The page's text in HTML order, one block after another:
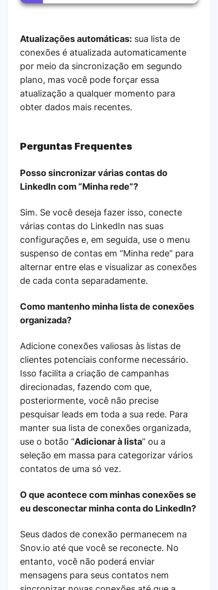
Atualizações automáticas: sua lista de
conexões é atualizada automaticamente
por meio da sincronização em segundo
plano, mas você pode forçar essa
atualização a qualquer momento para
obter dados mais recentes.
Perguntas Frequentes
Posso sincronizar várias contas do
LinkedIn com “Minha rede”?
Sim. Se você deseja fazer isso, conecte
várias contas do LinkedIn nas suas
configurações e, em seguida, use o menu
suspenso de contas em “Minha rede” para
alternar entre elas e visualizar as conexões
de cada conta separadamente.
Como mantenho minha lista de conexões
organizada?
Adicione conexões valiosas às listas de
clientes potenciais conforme necessário.
Isso facilita a criação de campanhas
direcionadas, fazendo com que,
posteriormente, você não precise
pesquisar leads em toda a sua rede. Para
manter sua lista de conexões organizada,
use o botão “Adicionar à lista” ou a
seleção em massa para categorizar vários
contatos de uma só vez.
O que acontece com minhas conexões se
eu desconectar minha conta do LinkedIn?
Seus dados de conexão permanecem na
Snov.io até que você se reconecte. No
entanto, você não poderá enviar
mensagens para seus contatos nem